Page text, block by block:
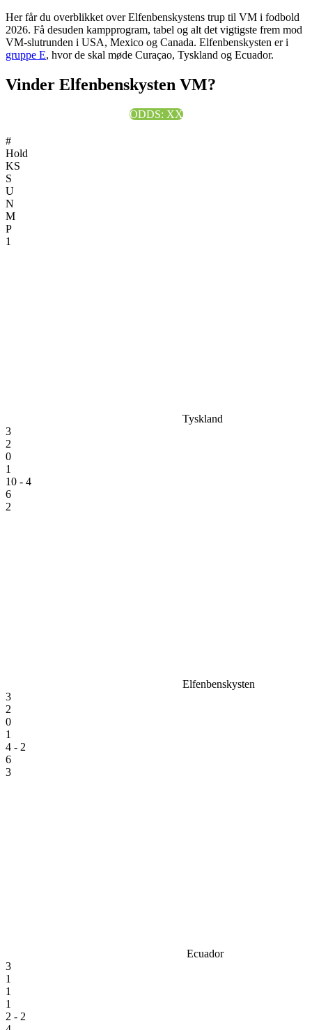
Her får du overblikket over Elfenbenskystens trup til VM i fodbold
2026. Få desuden kampprogram, tabel og alt det vigtigste frem mod
VM-slutrunden i USA, Mexico og Canada. Elfenbenskysten er i
gruppe E, hvor de skal møde Curaçao, Tyskland og Ecuador.
Vinder Elfenbenskysten VM?
ODDS: XX
#
Hold
KS
S
U
N
M
P
1
Tyskland
3
2
0
1
10 - 4
6
2
Elfenbenskysten
3
2
0
1
4 - 2
6
3
Ecuador
3
1
1
1
2 - 2